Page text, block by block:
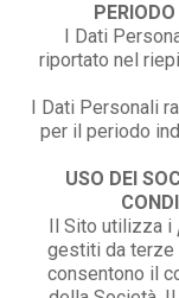
I Dati
riportato nel
I Dati Personali
per il periodo
USO DEI
Il Sito utilizza i
gestiti da terze
consentono il